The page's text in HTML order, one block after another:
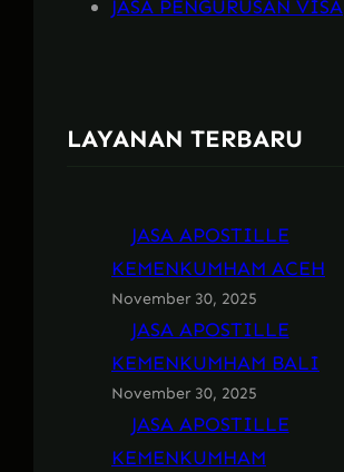
JASA PENGURUSAN VISA
LAYANAN TERBARU
JASA APOSTILLE
KEMENKUMHAM ACEH
November 30, 2025
JASA APOSTILLE
KEMENKUMHAM BALI
November 30, 2025
JASA APOSTILLE
KEMENKUMHAM